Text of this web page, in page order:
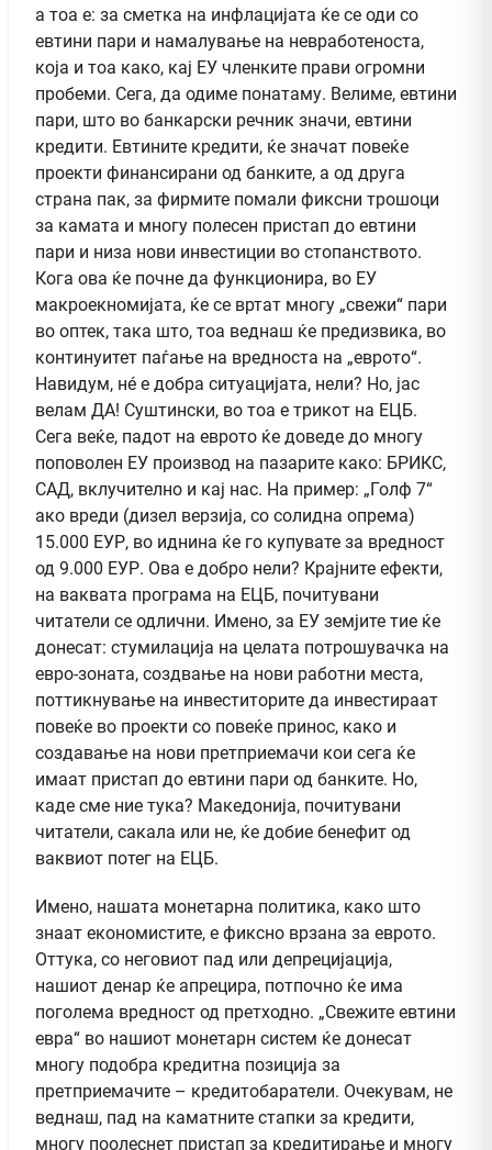
а тоа е: за сметка на инфлацијата ќе се оди со
евтини пари и намалување на невработеноста,
која и тоа како, кај ЕУ членките прави огромни
пробеми. Сега, да одиме понатаму. Велиме, евтини
пари, што во банкарски речник значи, евтини
кредити. Евтините кредити, ќе значат повеќе
проекти финансирани од банките, а од друга
страна пак, за фирмите помали фиксни трошоци
за камата и многу полесен пристап до евтини
пари и низа нови инвестиции во стопанството.
Кога ова ќе почне да функционира, во ЕУ
макроекномијата, ќе се вртат многу „свежи“ пари
во оптек, така што, тоа веднаш ќе предизвика, во
континуитет паѓање на вредноста на „еврото“.
Навидум, нé е добра ситуацијата, нели? Но, јас
велам ДА! Суштински, во тоа е трикот на ЕЦБ.
Сега веќе, падот на еврото ќе доведе до многу
поповолен ЕУ производ на пазарите како: БРИКС,
САД, вклучително и кај нас. На пример: „Голф 7“
ако вреди (дизел верзија, со солидна опрема)
15.000 ЕУР, во иднина ќе го купувате за вредност
од 9.000 ЕУР. Ова е добро нели? Крајните ефекти,
на ваквата програма на ЕЦБ, почитувани
читатели се одлични. Имено, за ЕУ земјите тие ќе
донесат: стумилација на целата потрошувачка на
евро-зоната, создвање на нови работни места,
поттикнување на инвеститорите да инвестираат
повеќе во проекти со повеќе принос, како и
создавање на нови претприемачи кои сега ќе
имаат пристап до евтини пари од банките. Но,
каде сме ние тука? Македонија, почитувани
читатели, сакала или не, ќе добие бенефит од
ваквиот потег на ЕЦБ.
Имено, нашата монетарна политика, како што
знаат економистите, е фиксно врзана за еврото.
Оттука, со неговиот пад или депрецијација,
нашиот денар ќе апрецира, потпочно ќе има
поголема вредност од претходно. „Свежите евтини
евра“ во нашиот монетарн систем ќе донесат
многу подобра кредитна позиција за
претприемачите – кредитобаратели. Очекувам, не
веднаш, пад на каматните стапки за кредити,
многу поолеснет пристап за кредитирање и многу